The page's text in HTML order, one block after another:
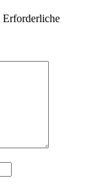
Erforderliche